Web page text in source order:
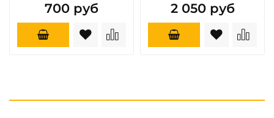
700 руб 2 050 руб